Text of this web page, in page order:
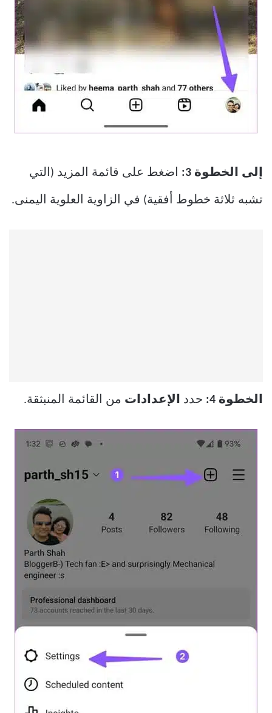
إلى الخطوة 3: اضغط على قائمة المزيد (التي
تشبه ثلاثة خطوط أفقية) في الزاوية العلوية اليمنى.
الخطوة 4: حدد الإعدادات من القائمة المنبثقة.